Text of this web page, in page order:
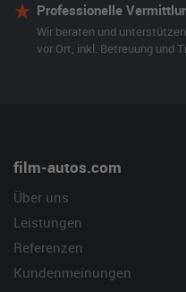
Professionelle
Wir beraten und
vor Ort, inkl. Betreuung und
film-autos.com
Über uns
Leistungen
Referenzen
Kundenmeinungen